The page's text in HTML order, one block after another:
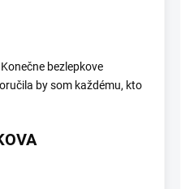
bezlepkove
by som každému, kto